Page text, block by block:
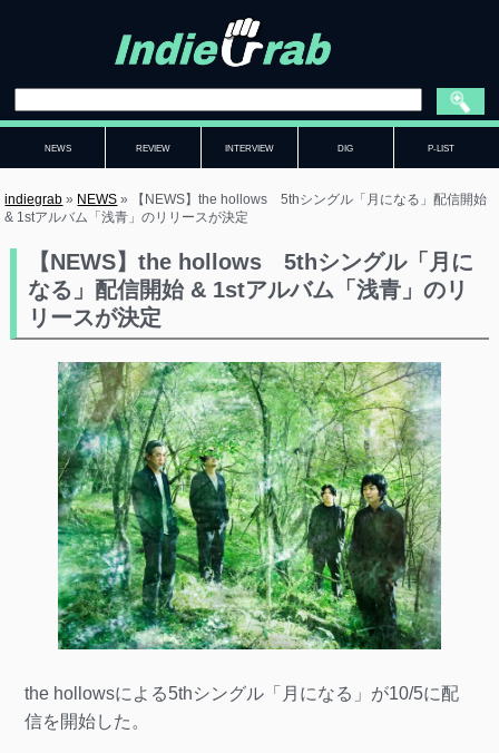
NEWS REVIEW INTERVIEW DIG P-LIST
indiegrab » NEWS »
【NEWS】the hollows 5thシングル「月になる」配信開始
& 1stアルバム「浅青」のリリースが決定
【NEWS】the hollows 5thシングル「月に
なる」配信開始 & 1stアルバム「浅青」のリ
リースが決定
the hollowsによる5thシングル「月になる」が10/5に配
信を開始した。